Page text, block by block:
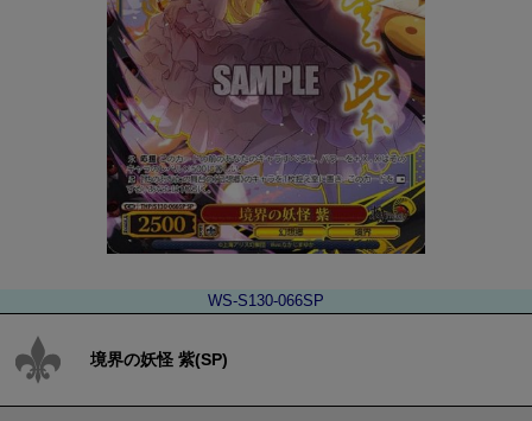
WS-S130-066SP
境界の妖怪 紫(SP)